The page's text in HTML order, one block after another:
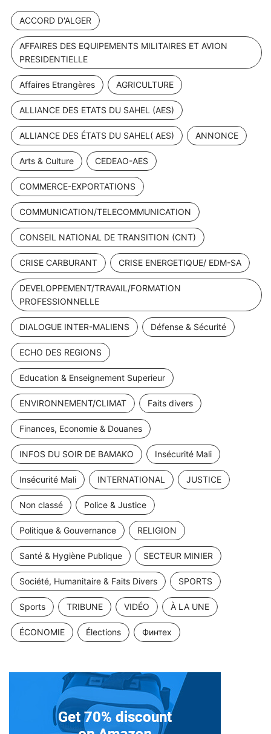
ACCORD D'ALGER
AFFAIRES DES EQUIPEMENTS MILITAIRES ET AVION
PRESIDENTIELLE
Affaires Etrangères AGRICULTURE
ALLIANCE DES ETATS DU SAHEL (AES)
ALLIANCE DES ÉTATS DU SAHEL( AES) ANNONCE
Arts & Culture CEDEAO-AES
COMMERCE-EXPORTATIONS
COMMUNICATION/TELECOMMUNICATION
CONSEIL NATIONAL DE TRANSITION (CNT)
CRISE CARBURANT CRISE ENERGETIQUE/ EDM-SA
DEVELOPPEMENT/TRAVAIL/FORMATION
PROFESSIONNELLE
DIALOGUE INTER-MALIENS Défense & Sécurité
ECHO DES REGIONS
Education & Enseignement Superieur
ENVIRONNEMENT/CLIMAT Faits divers
Finances, Economie & Douanes
INFOS DU SOIR DE BAMAKO Insécurité Mali
Insécurité Mali INTERNATIONAL JUSTICE
Non classé Police & Justice
Politique & Gouvernance RELIGION
Santé & Hygiène Publique SECTEUR MINIER
Société, Humanitaire & Faits Divers SPORTS
Sports TRIBUNE VIDÉO À LA UNE
ÉCONOMIE Élections Финтех